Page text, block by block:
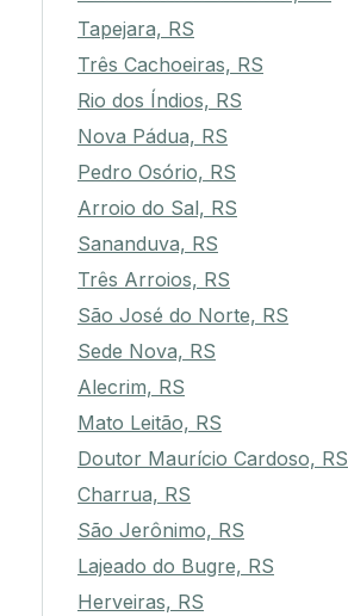
Tapejara, RS
Três Cachoeiras, RS
Rio dos Índios, RS
Nova Pádua, RS
Pedro Osório, RS
Arroio do Sal, RS
Sananduva, RS
Três Arroios, RS
São José do Norte, RS
Sede Nova, RS
Alecrim, RS
Mato Leitão, RS
Doutor Maurício Cardoso, RS
Charrua, RS
São Jerônimo, RS
Lajeado do Bugre, RS
Herveiras, RS